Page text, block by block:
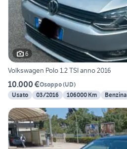
6
Volkswagen Polo 1.2 TSI anno 2016
10.000 €Osoppo(UD)
Usato
03/2016 106000 Km Benzina